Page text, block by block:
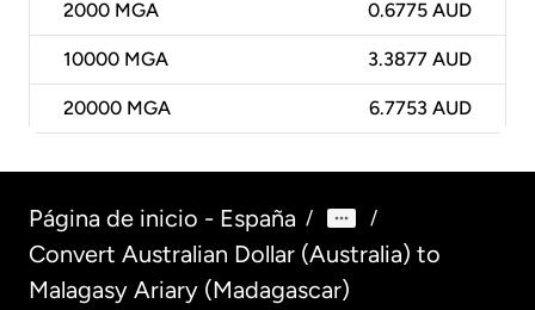
2000 MGA 0.6775 AUD
10000 MGA 3.3877 AUD
20000 MGA 6.7753 AUD
Página de inicio - España / /
Convert Australian Dollar (Australia) to
Malagasy Ariary (Madagascar)